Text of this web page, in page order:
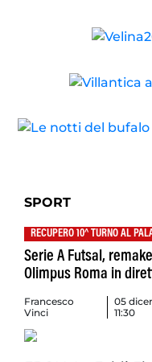
SPORT
RECUPERO 10^ TURNO AL
Serie A Futsal,
Olimpus Roma in
Francesco
Vinci
05
11:30